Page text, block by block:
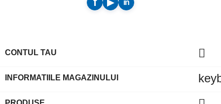
CONTUL TAU 
INFORMATIILE MAGAZINULUI